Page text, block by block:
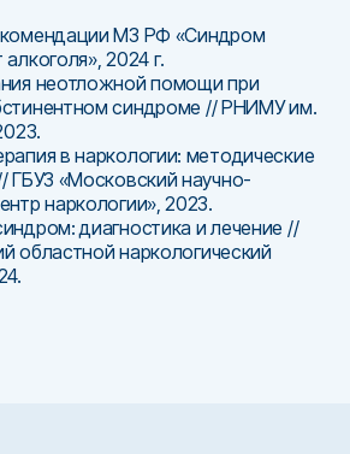
МЗ РФ «Синдром
2024 г.
неотложной помощи при
синдроме // РНИМУ им.
в наркологии: методические
ГБУЗ «Московский научно-
наркологии», 2023.
диагностика и лечение //
областной наркологический